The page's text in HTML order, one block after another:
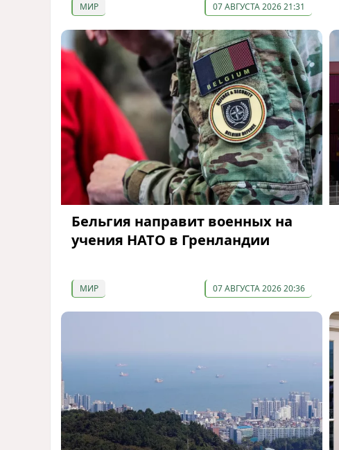
МИР 07 АВГУСТА 2026 21:31
Бельгия направит военных на
учения НАТО в Гренландии
МИР 07 АВГУСТА 2026 20:36